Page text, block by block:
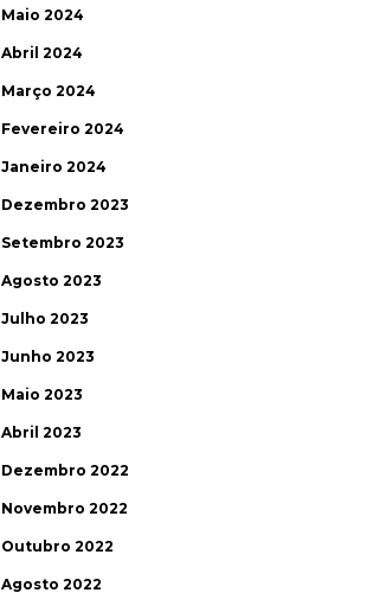
Maio 2024
Abril 2024
Março 2024
Fevereiro 2024
Janeiro 2024
Dezembro 2023
Setembro 2023
Agosto 2023
Julho 2023
Junho 2023
Maio 2023
Abril 2023
Dezembro 2022
Novembro 2022
Outubro 2022
Agosto 2022